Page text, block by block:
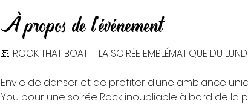
À propos de l'événement
🚢 ROCK THAT BOAT – LA SOIRÉE EMBLÉMATIQUE DU
Envie de danser et de profiter d’une ambiance
You pour une soirée Rock inoubliable à bord de